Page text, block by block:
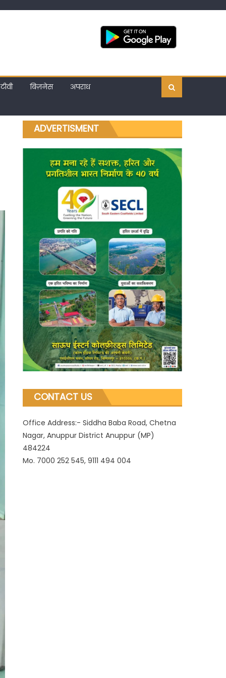
बिज़नेस अपराध
ADVERTISMENT
CONTACT US
Office Address:- Siddha Baba Road, Chetna
Nagar, Anuppur District Anuppur (MP)
484224
Mo. 7000 252 545, 9111 494 004